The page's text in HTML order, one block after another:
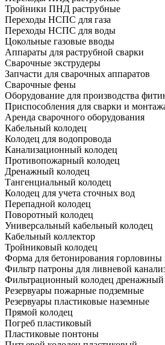
Тройники ПНД раструбные
Переходы НСПС для газа
Переходы НСПС для воды
Цокольные газовые вводы
Аппараты для раструбной сварки
Сварочные экструдеры
Запчасти для сварочных аппаратов
Сварочные фены
Оборудование для производства
Приспособления для сварки и
Аренда сварочного оборудования
Кабельный колодец
Колодец для водопровода
Канализационный колодец
Противопожарный колодец
Дренажный колодец
Тангенциальный колодец
Колодец для учета сточных вод
Перепадной колодец
Поворотный колодец
Универсальный кабельный колодец
Кабельный коллектор
Тройниковый колодец
Форма для бетонирования горловины
Фильтр патроны для ливневой
Фильтрационный колодец дренажный
Резервуары пожарные подземные
Резервуары пластиковые наземные
Прямой колодец
Погреб пластиковый
Пластиковые понтоны